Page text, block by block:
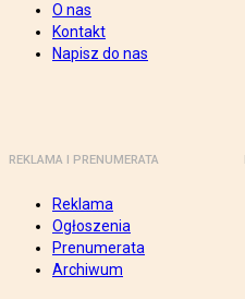
O nas
Kontakt
Napisz do nas
REKLAMA I PRENUMERATA
Reklama
Ogłoszenia
Prenumerata
Archiwum